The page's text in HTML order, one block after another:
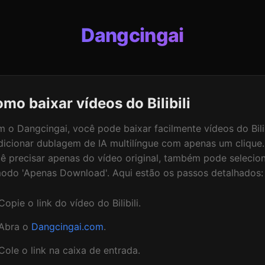
Dangcingai
baixar vídeos do Bilibili
o Dangcingai, você pode baixar facilmente vídeos do
dublagem de IA multilíngue com apenas um
precisar apenas do vídeo original, também pode
'Apenas Download'. Aqui estão os passos detalhados:
o link do vídeo do Bilibili.
o Dangcingai.com.
o link na caixa de entrada.